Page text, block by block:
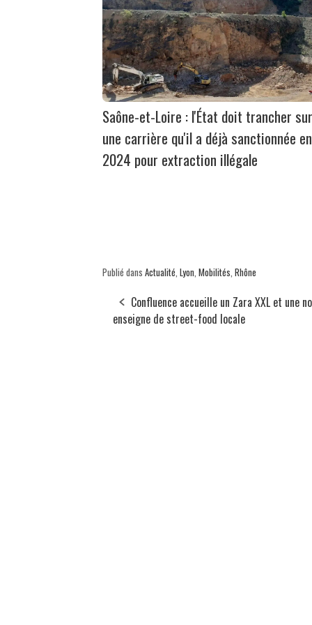
Saône-et-Loire : l'État doit trancher sur
une carrière qu'il a déjà sanctionnée en
2024 pour extraction illégale
Publié dans Actualité, Lyon, Mobilités, Rhône
Confluence accueille un Zara XXL et une
enseigne de street-food locale